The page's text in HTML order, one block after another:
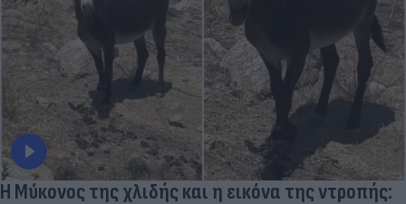
Η Μύκονος της χλιδής και η εικόνα της ντροπής: